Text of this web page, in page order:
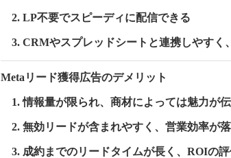
2. LP不要でスピーディに配信できる
3. CRMやスプレッドシートと連携しやすく
Metaリード獲得広告のデメリット
1. 情報量が限られ、商材によっては魅力が
2. 無効リードが含まれやすく、営業効率が
3. 成約までのリードタイムが長く、ROIの